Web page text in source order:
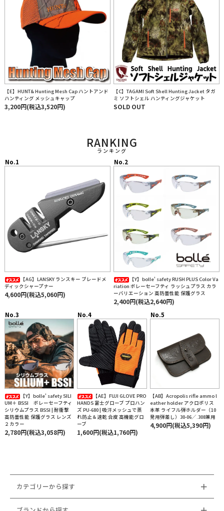
【E】HUNT& Hunting Mesh Cap ハントアンド
ハンティング メッシュキャップ
3,200円(税込3,520円)
【C】TAGAMI Soft Shell Hunting Jacket タガ
ミ ソフトシェル ハンティングジャケット
SOLD OUT
RANKING
ランキング
【AG】LANSKY ランスキー ブレードメ
ディックシャープナー
4,600円(税込5,060円)
【Y】bolle' safety RUSH PLUS Color Va
riation ボレーセーフティ ラッシュプラス カラ
ーバリエーション 高防曇性能 保護グラス
2,400円(税込2,640円)
【Y】bolle' safety SILI
UM＋ BSSI ボレーセーフティ
シリウムプラス BSSI | 耐衝撃
高防曇性能 保護グラス レンズ
２カラー
2,780円(税込3,058円)
【AE】FUJI GLOVE PRO
HANDS 富士グローブ プロハン
ズ PU-680 | 吸汗メッシュで蒸
れ防止＆速乾 合皮 高機能グロ
ーブ
1,600円(税込1,760円)
【AB】Acropolis rifle ammo l
eather holder アクロポリス
本革 ライフル弾ホルダー（10
発用弾差し）30-06／.308兼用
4,900円(税込5,390円)
カテゴリーから探す